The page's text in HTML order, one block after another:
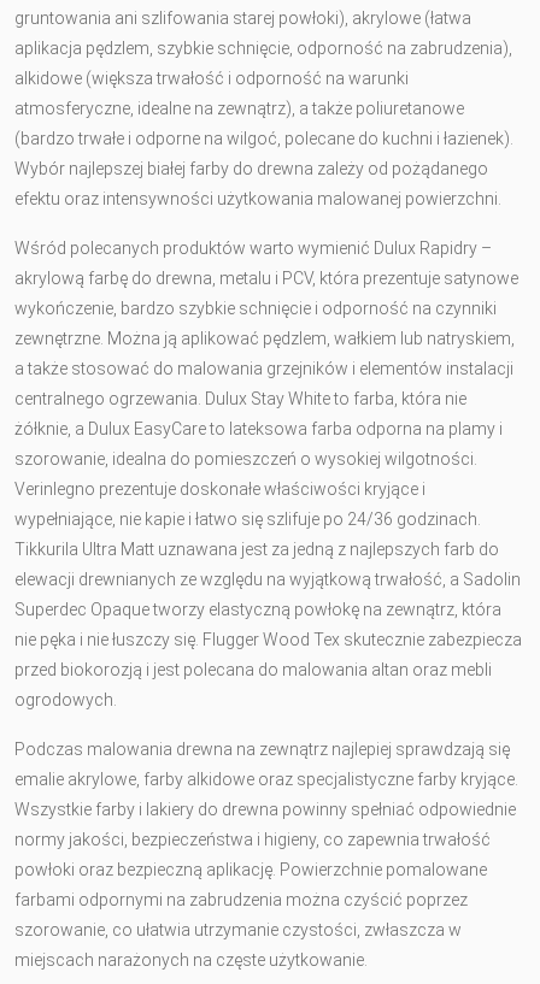
gruntowania ani szlifowania starej powłoki), akrylowe (łatwa
aplikacja pędzlem, szybkie schnięcie, odporność na zabrudzenia),
alkidowe (większa trwałość i odporność na warunki
atmosferyczne, idealne na zewnątrz), a także poliuretanowe
(bardzo trwałe i odporne na wilgoć, polecane do kuchni i łazienek).
Wybór najlepszej białej farby do drewna zależy od pożądanego
efektu oraz intensywności użytkowania malowanej powierzchni.
Wśród polecanych produktów warto wymienić Dulux Rapidry –
akrylową farbę do drewna, metalu i PCV, która prezentuje satynowe
wykończenie, bardzo szybkie schnięcie i odporność na czynniki
zewnętrzne. Można ją aplikować pędzlem, wałkiem lub natryskiem,
a także stosować do malowania grzejników i elementów instalacji
centralnego ogrzewania. Dulux Stay White to farba, która nie
żółknie, a Dulux EasyCare to lateksowa farba odporna na plamy i
szorowanie, idealna do pomieszczeń o wysokiej wilgotności.
Verinlegno prezentuje doskonałe właściwości kryjące i
wypełniające, nie kapie i łatwo się szlifuje po 24/36 godzinach.
Tikkurila Ultra Matt uznawana jest za jedną z najlepszych farb do
elewacji drewnianych ze względu na wyjątkową trwałość, a Sadolin
Superdec Opaque tworzy elastyczną powłokę na zewnątrz, która
nie pęka i nie łuszczy się. Flugger Wood Tex skutecznie zabezpiecza
przed biokorozją i jest polecana do malowania altan oraz mebli
ogrodowych.
Podczas malowania drewna na zewnątrz najlepiej sprawdzają się
emalie akrylowe, farby alkidowe oraz specjalistyczne farby kryjące.
Wszystkie farby i lakiery do drewna powinny spełniać odpowiednie
normy jakości, bezpieczeństwa i higieny, co zapewnia trwałość
powłoki oraz bezpieczną aplikację. Powierzchnie pomalowane
farbami odpornymi na zabrudzenia można czyścić poprzez
szorowanie, co ułatwia utrzymanie czystości, zwłaszcza w
miejscach narażonych na częste użytkowanie.